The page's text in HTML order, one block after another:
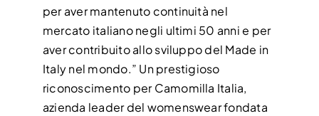
CHI SIAMO
per aver mantenuto continuità nel
mercato italiano negli ultimi 50 anni e per
aver contribuito allo sviluppo del Made in
Italy nel mondo.” Un prestigioso
riconoscimento per Camomilla Italia,
azienda leader del womenswear fondata